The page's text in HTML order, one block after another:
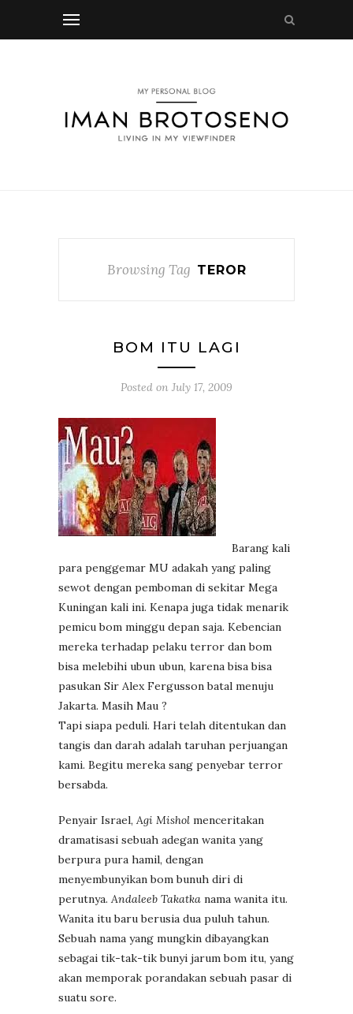
Browsing Tag TEROR
BOM ITU LAGI
Posted on July 17, 2009
Barang kali
para penggemar MU adakah yang paling
sewot dengan pemboman di sekitar Mega
Kuningan kali ini. Kenapa juga tidak menarik
pemicu bom minggu depan saja. Kebencian
mereka terhadap pelaku terror dan bom
bisa melebihi ubun ubun, karena bisa bisa
pasukan Sir Alex Fergusson batal menuju
Jakarta. Masih Mau ?
Tapi siapa peduli. Hari telah ditentukan dan
tangis dan darah adalah taruhan perjuangan
kami. Begitu mereka sang penyebar terror
bersabda.
Penyair Israel, Agi Mishol menceritakan
dramatisasi sebuah adegan wanita yang
berpura pura hamil, dengan
menyembunyikan bom bunuh diri di
perutnya. Andaleeb Takatka nama wanita itu.
Wanita itu baru berusia dua puluh tahun.
Sebuah nama yang mungkin dibayangkan
sebagai tik-tak-tik bunyi jarum bom itu, yang
akan memporak porandakan sebuah pasar di
suatu sore.